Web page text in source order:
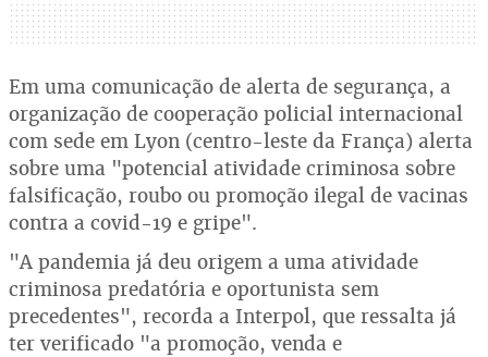
Em uma comunicação de alerta de segurança, a
organização de cooperação policial internacional
com sede em Lyon (centro-leste da França) alerta
sobre uma "potencial atividade criminosa sobre
falsificação, roubo ou promoção ilegal de vacinas
contra a covid-19 e gripe".
"A pandemia já deu origem a uma atividade
criminosa predatória e oportunista sem
precedentes", recorda a Interpol, que ressalta já
ter verificado "a promoção, venda e